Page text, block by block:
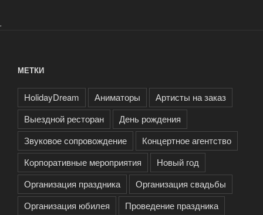
.
МЕТКИ
HolidayDream Аниматоры
Артисты на заказ
Выездной ресторан
День рождения
Звуковое сопровождение
Концертное агентство
Корпоративные мероприятия
Новый год
Организация праздника
Организация свадьбы
Организация юбилея
Проведение праздника